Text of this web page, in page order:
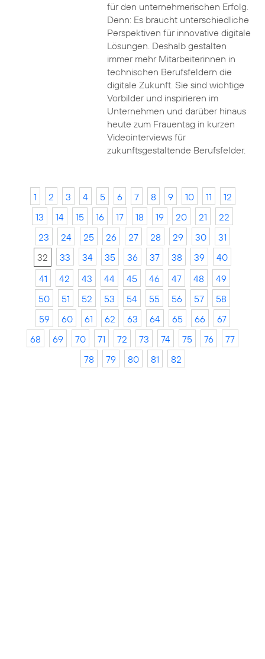
für den unternehmerischen Erfolg.
Denn: Es braucht unterschiedliche
Perspektiven für innovative digitale
Lösungen. Deshalb gestalten
immer mehr Mitarbeiterinnen in
technischen Berufsfeldern die
digitale Zukunft. Sie sind wichtige
Vorbilder und inspirieren im
Unternehmen und darüber hinaus
heute zum Frauentag in kurzen
Videointerviews für
zukunftsgestaltende Berufsfelder.
1 2 3 4 5 6 7 8 9 10 11
12
13
14 15 16 17 18 19 20 21
22
23
24 25 26 27 28 29 30
31
32
33 34 35 36 37 38 39
40
41
42 43 44 45 46 47 48
49
50
51 52 53 54 55 56 57
58
59
60 61 62 63 64 65 66
67
68
69 70 71 72 73 74 75 76
77
78
79 80 81 82